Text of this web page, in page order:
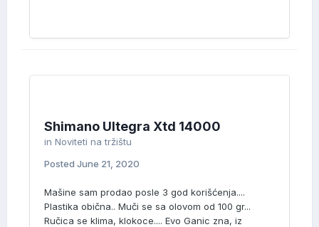
Shimano Ultegra Xtd 14000
in Noviteti na tržištu
Posted June 21, 2020
Mašine sam prodao posle 3 god korišćenja....
Plastika obična.. Muči se sa olovom od 100 gr...
Ručica se klima, klokoce.... Evo Ganic zna, iz